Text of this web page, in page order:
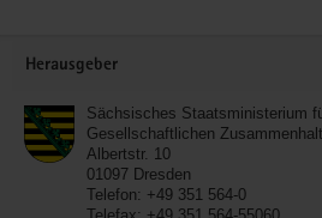
Herausgeber
Sächsisches Staatsministerium
Gesellschaftlichen Zusammenhalt
Albertstr. 10
01097 Dresden
Telefon: +49 351 564-0